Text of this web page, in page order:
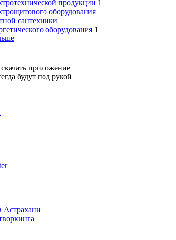
продукции 1
оборудования
сантехники
оборудования 1
приложение
будут под рукой
Астрахани